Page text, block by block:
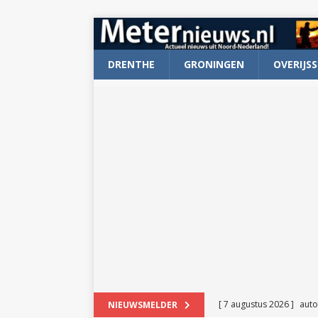
DRENTHE GRONINGEN
NIEUWSMELDER [ 7 augustus 2026 ]